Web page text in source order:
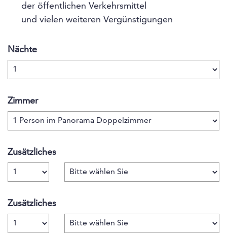
der öffentlichen Verkehrsmittel
und vielen weiteren Vergünstigungen
Nächte
Zimmer
Zusätzliches
Anzahl
Zusätzliches
Anzahl